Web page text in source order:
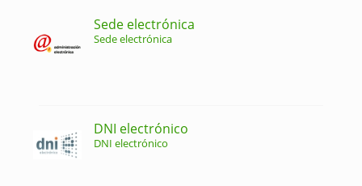
Sede electrónica
Sede electrónica
DNI electrónico
DNI electrónico